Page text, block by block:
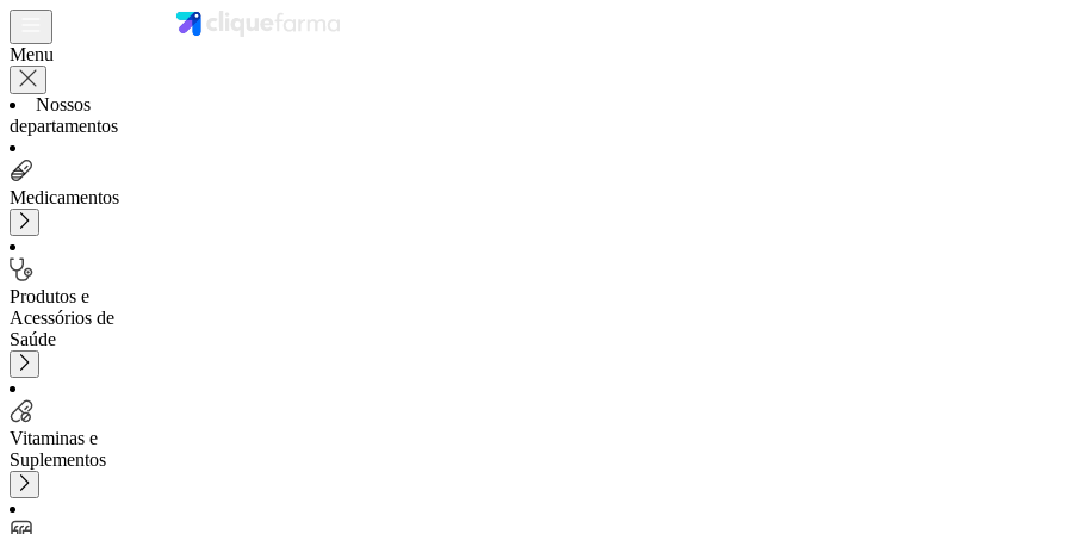
Menu
Nossos
departamentos
Medicamentos
Produtos e
Acessórios de
Saúde
Vitaminas e
Suplementos